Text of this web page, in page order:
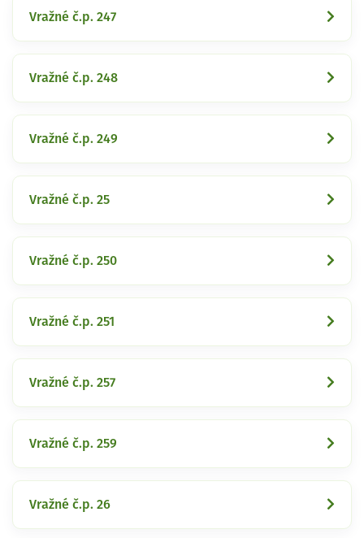
Vražné č.p. 247
Vražné č.p. 248
Vražné č.p. 249
Vražné č.p. 25
Vražné č.p. 250
Vražné č.p. 251
Vražné č.p. 257
Vražné č.p. 259
Vražné č.p. 26